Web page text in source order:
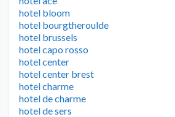
hotel bloom
hotel bourgtheroulde
hotel brussels
hotel capo rosso
hotel center
hotel center brest
hotel charme
hotel de charme
hotel de sers